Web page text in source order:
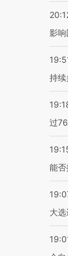
影响
持续
过
能否
大